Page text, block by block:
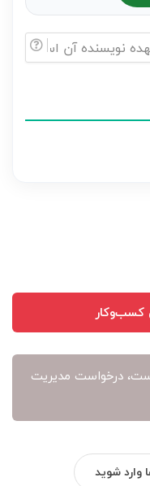
کسب‌وکار
درخواست مدیریت
وارد شوید